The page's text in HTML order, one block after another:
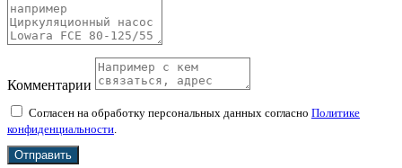
Комментарии
Согласен на обработку персональных данных согласно Политике
конфиденциальности.
Отправить